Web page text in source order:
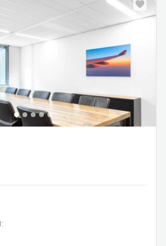
Park, Hoofddorp